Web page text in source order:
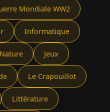
Mondiale WW2
Informatique
Jeux
Le Crapouillot
Littérature